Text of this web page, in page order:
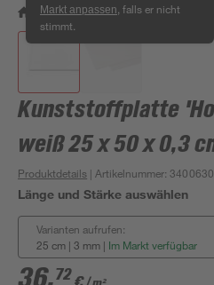
Markt anpassen , falls er nicht
stimmt.
/ Wohnen & Haushalt /
Kunststoffplatte
weiß 25 x 50 x 0,3
Produktdetails | Artikelnummer:3400630
Länge und Stärke auswählen
Varianten aufrufen:
25 cm | 3 mm | Im Markt verfügbar
72